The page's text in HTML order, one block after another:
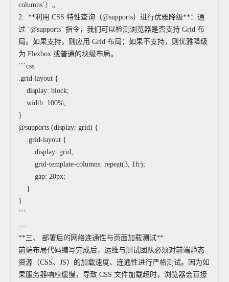
columns`）。
2. **利用 CSS 特性查询（@supports）进行优雅降级**：通
过 `@supports` 指令，我们可以检测浏览器是否支持 Grid 布
局。如果支持，则应用 Grid 布局；如果不支持，则优雅降级
为 Flexbox 或普通的块级布局。
```css
.grid-layout {
display: block;
width: 100%;
}
@supports (display: grid) {
.grid-layout {
display: grid;
grid-template-columns: repeat(3, 1fr);
gap: 20px;
}
}
```
---
**三、 部署后的网络连通性与页面加载测试**
前端布局代码编写完成后，运维与测试团队必须对前端静态
资源（CSS、JS）的加载速度、连通性进行严格测试。因为如
果服务器响应缓慢，导致 CSS 文件加载超时，浏览器会直接